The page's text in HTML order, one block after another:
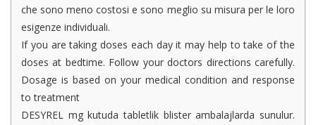
che sono meno costosi e sono meglio su misura per le loro
esigenze individuali.
If you are taking doses each day it may help to take of the
doses at bedtime. Follow your doctors directions carefully.
Dosage is based on your medical condition and response
to treatment
DESYREL mg kutuda tabletlik blister ambalajlarda sunulur.